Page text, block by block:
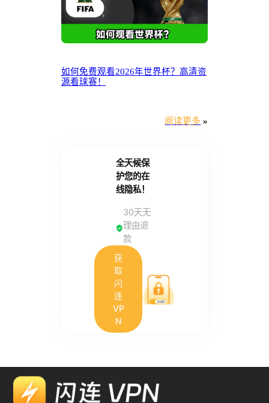
如何免费观看2026年世界杯？高清资
源看球赛！
阅读更多 »
全天候保
护您的在
线隐私！
30天无
理由退
款
获
取
闪
连
VP
N